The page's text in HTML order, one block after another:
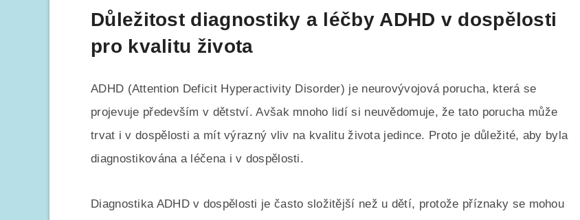
Důležitost diagnostiky a léčby ADHD v dospělosti
pro kvalitu života
ADHD (Attention Deficit Hyperactivity Disorder) je neurovývojová porucha, která se
projevuje především v dětství. Avšak mnoho lidí si neuvědomuje, že tato porucha může
trvat i v dospělosti a mít výrazný vliv na kvalitu života jedince. Proto je důležité, aby byla
diagnostikována a léčena i v dospělosti.
Diagnostika ADHD v dospělosti je často složitější než u dětí, protože příznaky se mohou